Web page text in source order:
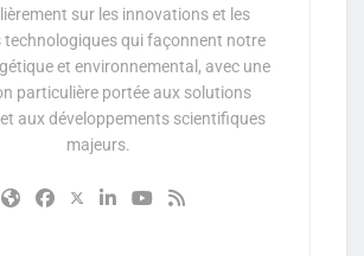
sur les innovations et les
technologiques qui façonnent notre
et environnemental, avec une
particulière portée aux solutions
aux développements scientifiques
majeurs.